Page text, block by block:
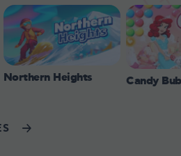
Northern Heights Candy